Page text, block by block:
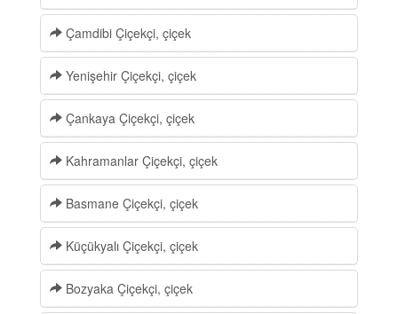
Çamdibi Çiçekçi, çiçek
Yenişehir Çiçekçi, çiçek
Çankaya Çiçekçi, çiçek
Kahramanlar Çiçekçi, çiçek
Basmane Çiçekçi, çiçek
Küçükyalı Çiçekçi, çiçek
Bozyaka Çiçekçi, çiçek